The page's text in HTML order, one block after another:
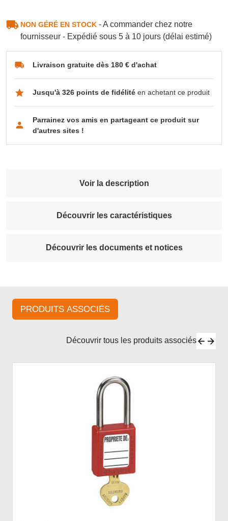
NON GÉRÉ EN STOCK- A commander chez notre
fournisseur - Expédié sous 5 à 10 jours (délai estimé)
Livraison gratuite dès 180 € d'achat
Jusqu'à 326 points de fidélitéen achetant ce produit
Parrainez vos amis en partageant ce produit sur
d'autres sites !
Voir la description
Découvrir les caractéristiques
Découvrir les documents et notices
PRODUITS ASSOCIÉS
Découvrir tous les produits associés